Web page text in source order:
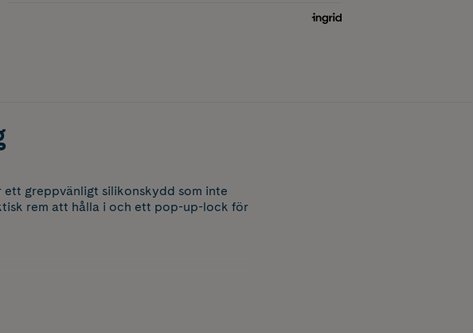
greppvänligt silikonskydd som inte
rem att hålla i och ett pop-up-lock för